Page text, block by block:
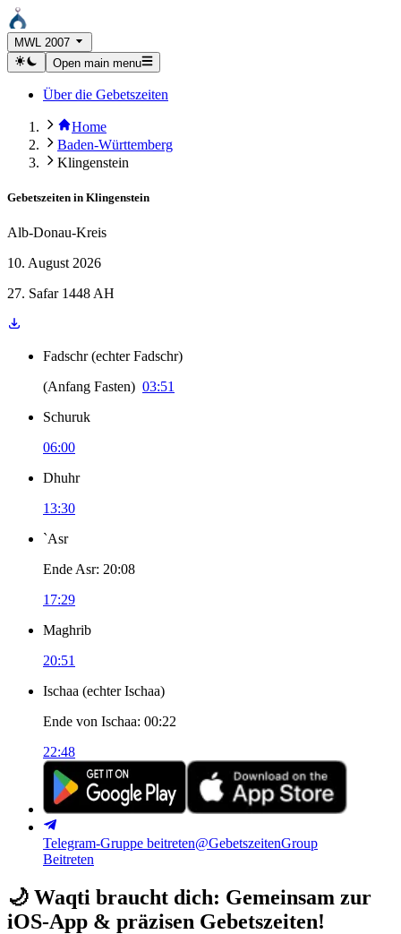
MWL 2007
Open main menu
Über die Gebetszeiten
Home
Baden-Württemberg
Klingenstein
Gebetszeiten in Klingenstein
Alb-Donau-Kreis
10. August 2026
27. Safar 1448 AH
Fadschr (echter Fadschr)
(Anfang Fasten) 03:51
Schuruk
06:00
Dhuhr
13:30
`Asr
Ende Asr: 20:08
17:29
Maghrib
20:51
Ischaa (echter Ischaa)
Ende von Ischaa: 00:22
22:48
Telegram-Gruppe beitreten@GebetszeitenGroup
Beitreten
🌙 Waqti braucht dich: Gemeinsam zur
iOS-App & präzisen Gebetszeiten!